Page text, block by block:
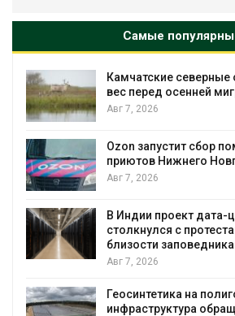
Самые
олени набирают
миграцией
помощи для
Новгорода
центра Google
из-за воды и
как меняется
с отходами
Авг 7, 2026
Авг 7, 2026